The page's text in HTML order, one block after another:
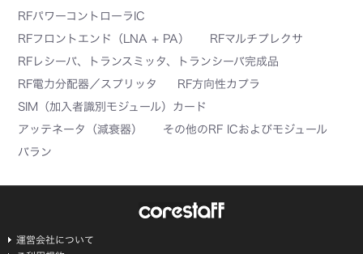
RFパワーコントローラIC
RFフロントエンド（LNA + PA）
RFマルチプレクサ
RFレシーバ、トランスミッタ、トランシーバ完成品
RF電力分配器／スプリッタ
RF方向性カプラ
SIM（加入者識別モジュール）カード
アッテネータ（減衰器）
その他のRF ICおよびモジュール
バラン
運営会社について